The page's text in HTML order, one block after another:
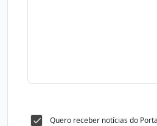
Quero receber notícias do